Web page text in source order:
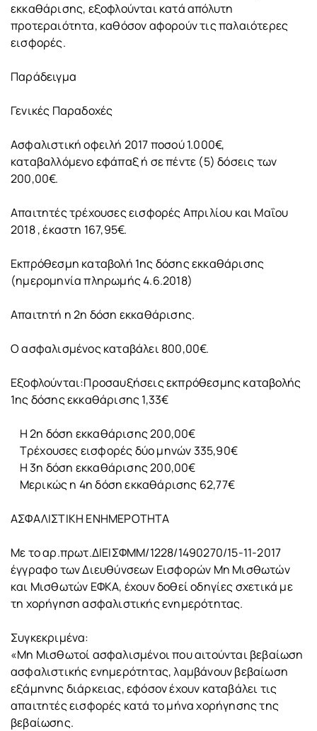
εκκαθάρισης, εξοφλούνται κατά απόλυτη
προτεραιότητα, καθόσον αφορούν τις παλαιότερες
εισφορές.
Παράδειγμα
Γενικές Παραδοχές
Ασφαλιστική οφειλή 2017 ποσού 1.000€,
καταβαλλόμενο εφάπαξ ή σε πέντε (5) δόσεις των
200,00€.
Απαιτητές τρέχουσες εισφορές Απριλίου και Μαΐου
2018 , έκαστη 167,95€.
Εκπρόθεσμη καταβολή 1ης δόσης εκκαθάρισης
(ημερομηνία πληρωμής 4.6.2018)
Απαιτητή η 2η δόση εκκαθάρισης.
Ο ασφαλισμένος καταβάλει 800,00€.
Εξοφλούνται:Προσαυξήσεις εκπρόθεσμης καταβολής
1ης δόσης εκκαθάρισης 1,33€
Η 2η δόση εκκαθάρισης 200,00€
Τρέχουσες εισφορές δύο μηνών 335,90€
Η 3η δόση εκκαθάρισης 200,00€
Μερικώς η 4η δόση εκκαθάρισης 62,77€
ΑΣΦΑΛΙΣΤΙΚΗ ΕΝΗΜΕΡΟΤΗΤΑ
Με το αρ.πρωτ.ΔΙΕΙΣΦΜΜ/1228/1490270/15-11-2017
έγγραφο των Διευθύνσεων Εισφορών Μη Μισθωτών
και Μισθωτών ΕΦΚΑ, έχουν δοθεί οδηγίες σχετικά με
τη χορήγηση ασφαλιστικής ενημερότητας.
Συγκεκριμένα:
«Μη Μισθωτοί ασφαλισμένοι που αιτούνται βεβαίωση
ασφαλιστικής ενημερότητας, λαμβάνουν βεβαίωση
εξάμηνης διάρκειας, εφόσον έχουν καταβάλει τις
απαιτητές εισφορές κατά το μήνα χορήγησης της
βεβαίωσης.